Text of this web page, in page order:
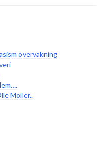
övervakning
Möller..